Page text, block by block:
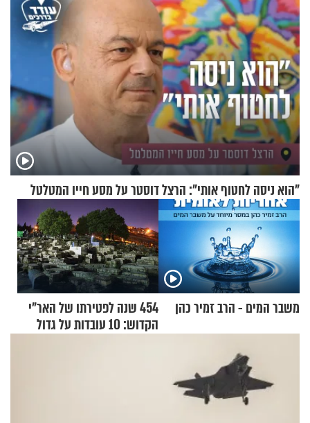
"הוא ניסה לחטוף אותי": הרצל דוסטר על מסע חייו המטלטל
משבר המים - הרב זמיר כהן
454 שנה לפטירתו של האר"י
הקדוש: 10 עובדות על גדול